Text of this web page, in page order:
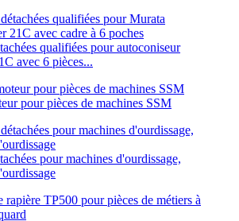
qualifiées pour autoconiseur
avec 6 pièces...
pour pièces de machines SSM
pour machines d'ourdissage,